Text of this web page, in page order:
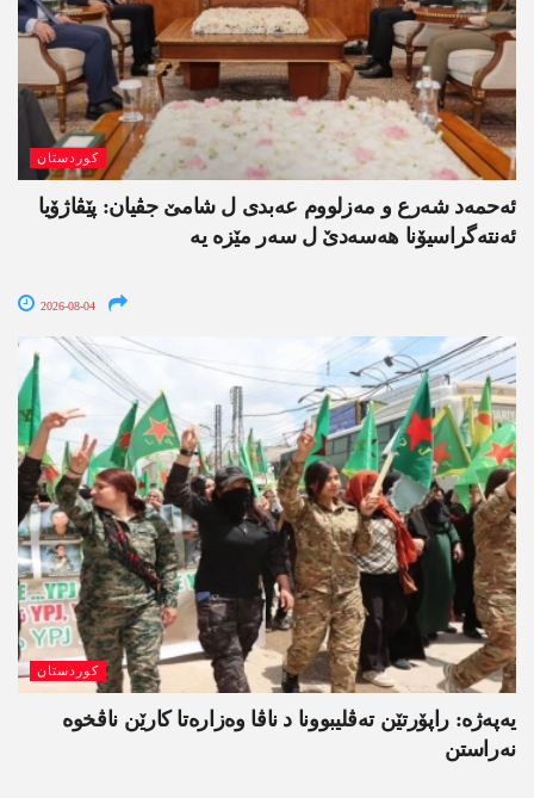
کوردستان
ئەحمەد شەرع و مەزلووم عەبدی ل شامێ جڤیان: پێڤاژۆیا
ئەنتەگراسیۆنا ھەسەدێ ل سەر مێزە یە
2026-08-04
کوردستان
یەپەژە: راپۆرتێن تەڤلیبوونا د ناڤا وەزارەتا کارێن ناڤخوە
نەراستن